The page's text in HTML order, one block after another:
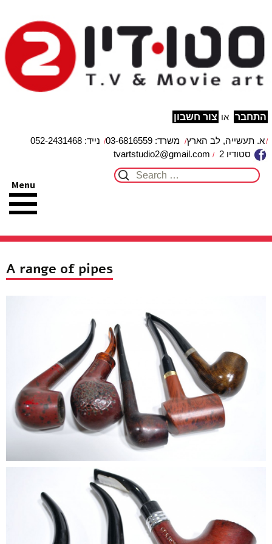
מפת האתר
הצהרת נגישות
צור קשר
עבור לתוכן
studio2
התחבר או צור חשבון
א. תעשייה, לב הארץ משרד: 03-6816559
נייד: 052-2431468
tvartstudio2@gmail.com
Menu
Search for:
A range of pipes